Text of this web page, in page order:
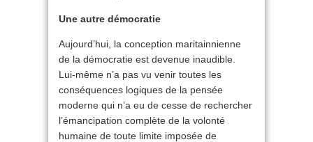
Une autre démocratie
Aujourd’hui, la conception maritainnienne
de la démocratie est devenue inaudible.
Lui-même n’a pas vu venir toutes les
conséquences logiques de la pensée
moderne qui n’a eu de cesse de rechercher
l’émancipation complète de la volonté
humaine de toute limite imposée de